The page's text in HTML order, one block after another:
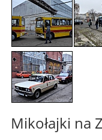
Mikołajki na